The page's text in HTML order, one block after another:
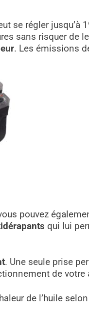
se régler jusqu’à
sans risquer de
. Les émissions
pouvez
qui lui
. Une seule prise
de votre
de l’huile